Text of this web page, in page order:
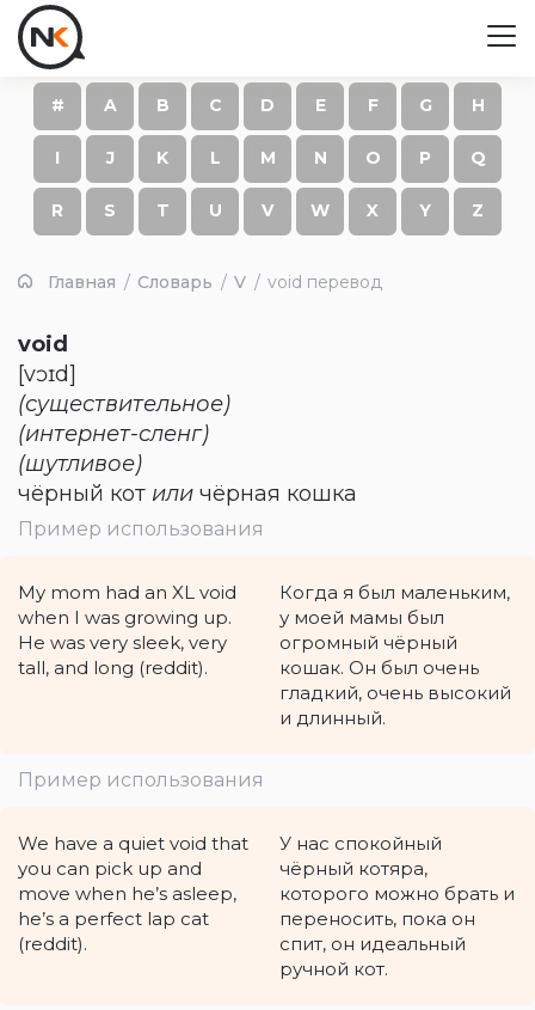
# A B C D E F G H
I J K L M N O P Q
R S T U V W X Y Z
Главная Словарь V void перевод
void
[vɔɪd]
(существительное)
(интернет-сленг)
(шутливое)
чёрный кот или чёрная кошка
Пример использования
My mom had an XL void
when I was growing up.
He was very sleek, very
tall, and long (reddit).
Когда я был маленьким,
у моей мамы был
огромный чёрный
кошак. Он был очень
гладкий, очень высокий
и длинный.
Пример использования
We have a quiet void that
you can pick up and
move when he’s asleep,
he’s a perfect lap cat
(reddit).
У нас спокойный
чёрный котяра,
которого можно брать и
переносить, пока он
спит, он идеальный
ручной кот.